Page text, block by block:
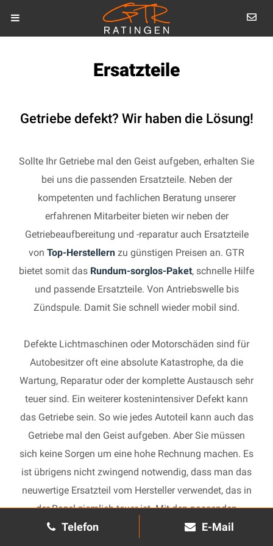
Telefon E-Mail
Ersatzteile
Getriebe defekt? Wir haben die Lösung!
Sollte Ihr Getriebe mal den Geist aufgeben, erhalten Sie
bei uns die passenden Ersatzteile. Neben der
kompetenten und fachlichen Beratung unserer
erfahrenen Mitarbeiter bieten wir neben der
Getriebeaufbereitung und -reparatur auch Ersatzteile
von Top-Herstellern zu günstigen Preisen an. GTR
bietet somit das Rundum-sorglos-Paket, schnelle Hilfe
und passende Ersatzteile. Von Antriebswelle bis
Zündspule. Damit Sie schnell wieder mobil sind.
Defekte Lichtmaschinen oder Motorschäden sind für
Autobesitzer oft eine absolute Katastrophe, da die
Wartung, Reparatur oder der komplette Austausch sehr
teuer sind. Ein weiterer kostenintensiver Defekt kann
das Getriebe sein. So wie jedes Autoteil kann auch das
Getriebe mal den Geist aufgeben. Aber Sie müssen
sich keine Sorgen um eine hohe Rechnung machen. Es
ist übrigens nicht zwingend notwendig, dass man das
neuwertige Ersatzteil vom Hersteller verwendet, das in
der Regel ziemlich teuer ist. Mit den passenden
Ersatzteilen kann jedes gebrauchte Getriebe schnell